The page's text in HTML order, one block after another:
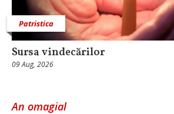
Patristica
Sursa vindecărilor
09 Aug, 2026
An omagial